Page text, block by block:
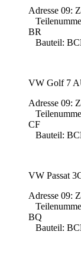
Adresse 09:
BR
Bauteil:
VW Golf 7
Adresse 09:
CF
Bauteil:
VW Passat
Adresse 09:
BQ
Bauteil: